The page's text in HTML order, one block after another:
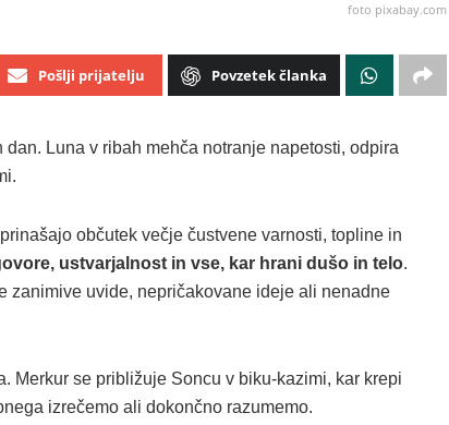
foto pixabay.com
Pošlji prijatelju Povzetek članka
Luna v ribah mehča notranje napetosti, odpira
občutek večje čustvene varnosti, topline in
ustvarjalnost in vse, kar hrani dušo in telo.
zanimive uvide, nepričakovane ideje ali nenadne
Merkur se približuje Soncu v biku-kazimi, kar krepi
izrečemo ali dokončno razumemo.